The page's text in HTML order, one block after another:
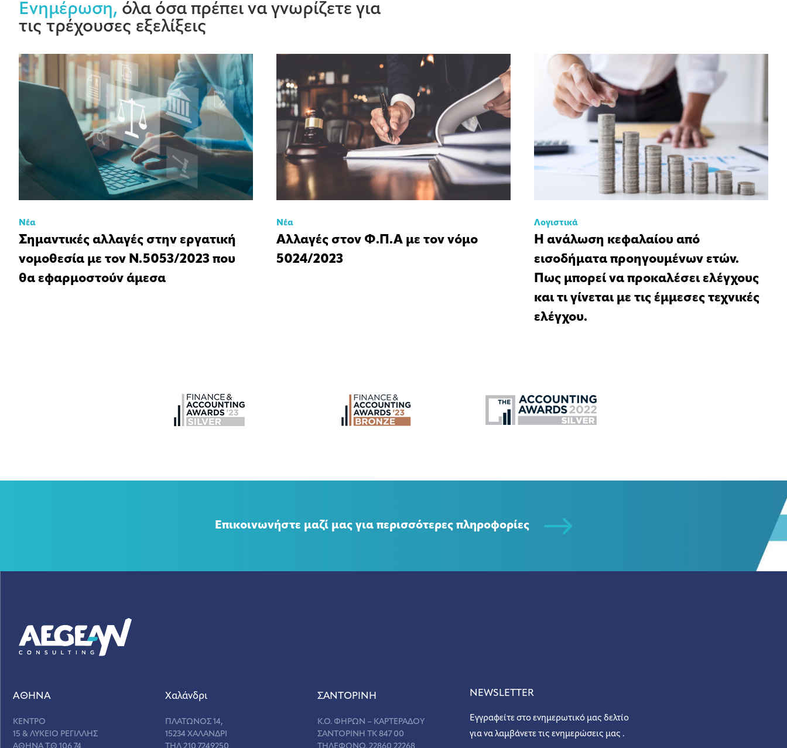
Ενημέρωση, όλα όσα πρέπει να γνωρίζετε για
τις τρέχουσες εξελίξεις
Νέα
Σημαντικές αλλαγές στην εργατική
νομοθεσία με τον Ν.5053/2023 που
θα εφαρμοστούν άμεσα
Νέα
Αλλαγές στον Φ.Π.Α με τον νόμο
5024/2023
Λογιστικά
Η ανάλωση κεφαλαίου από
εισοδήματα προηγουμένων ετών.
Πως μπορεί να προκαλέσει ελέγχους
και τι γίνεται με τις έμμεσες τεχνικές
ελέγχου.
Επικοινωνήστε μαζί μας για περισσότερες πληροφορίες
ΑΘΗΝΑ
ΚΕΝΤΡΟ
15 & ΛΥΚΕΙΟ ΡΕΓΙΛΛΗΣ
Χαλάνδρι
ΠΛΑΤΩΝΟΣ 14,
15234 ΧΑΛΑΝΔΡΙ
ΣANΤΟΡΙΝΗ
Κ.Ο. ΦΗΡΩΝ – ΚΑΡΤΕΡΑΔΟΥ
ΣΑΝΤΟΡΙΝΗ ΤΚ 847 00
NEWSLETTER
Εγγραφείτε στο ενημερωτικό μας δελτίο
για να λαμβάνετε τις ενημερώσεις μας .